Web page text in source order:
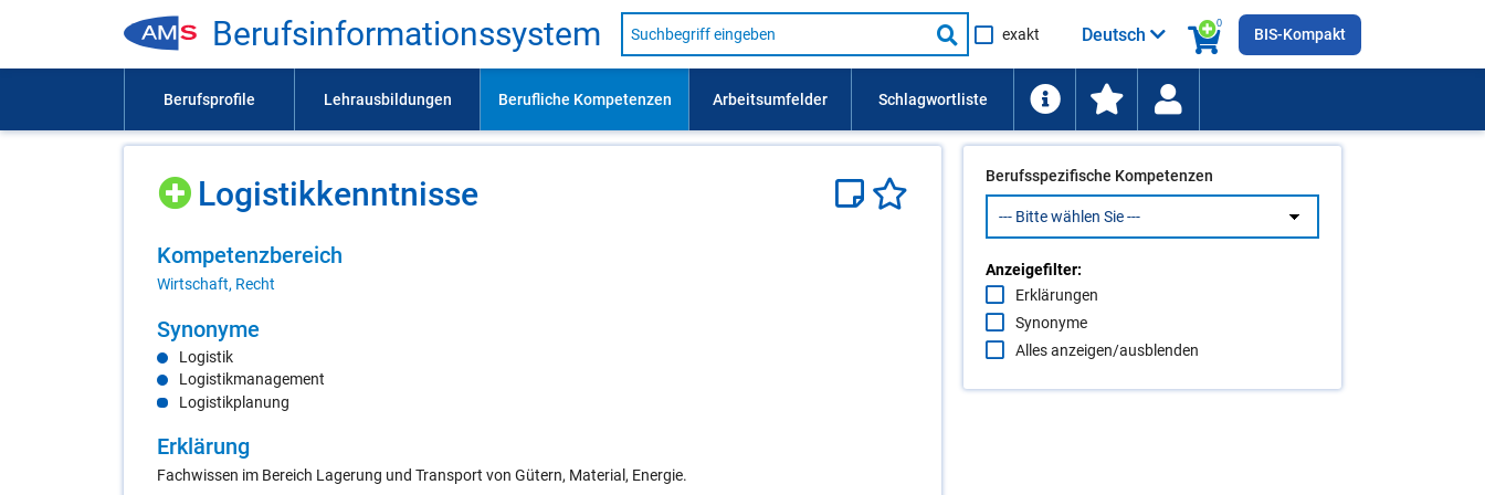
Be­rufs­in­for­ma­ti­ons­sys­tem
Suche
nach
Lehrausbildung,
usw.
Suche
starten
exakt
0
Deutsch BIS-Kompakt
Lo­gis­tik­kennt­nis­se
Kom­pe­tenz­be­reich
Wirtschaft, Recht
Syn­ony­me
Logistik
Logistikmanagement
Logistikplanung
Er­klä­rung
Fachwissen im Bereich Lagerung und Transport von Gütern, Material, Energie.
Berufsspezifische Kompetenzen
Anzeigefilter:
Erklärungen
Synonyme
Alles anzeigen/ausblenden